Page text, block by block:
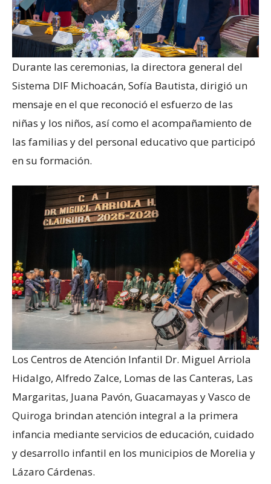
Durante las ceremonias, la directora general del
Sistema DIF Michoacán, Sofía Bautista, dirigió un
mensaje en el que reconoció el esfuerzo de las
niñas y los niños, así como el acompañamiento de
las familias y del personal educativo que participó
en su formación.
Los Centros de Atención Infantil Dr. Miguel Arriola
Hidalgo, Alfredo Zalce, Lomas de las Canteras, Las
Margaritas, Juana Pavón, Guacamayas y Vasco de
Quiroga brindan atención integral a la primera
infancia mediante servicios de educación, cuidado
y desarrollo infantil en los municipios de Morelia y
Lázaro Cárdenas.